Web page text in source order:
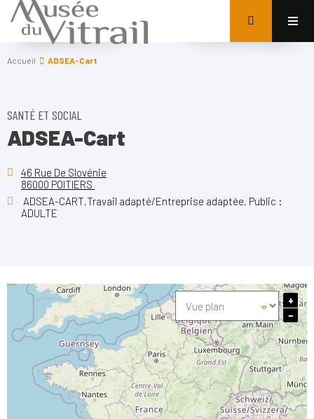
Accueil ADSEA-Cart
SANTÉ ET SOCIAL
ADSEA-Cart
46 Rue De Slovénie
86000 POITIERS
ADSEA-CART,Travail adapté/Entreprise adaptée, Public :
ADULTE
+
−